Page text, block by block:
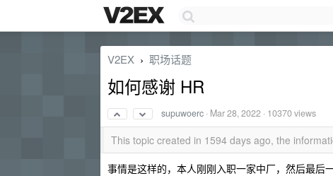
V2EX › 职场话题
如何感谢 HR
supuwoerc · Mar 28, 2022 · 10370 views
This topic created in 1594 days ago, the
事情是这样的，本人刚刚入职一家中厂，然后最后